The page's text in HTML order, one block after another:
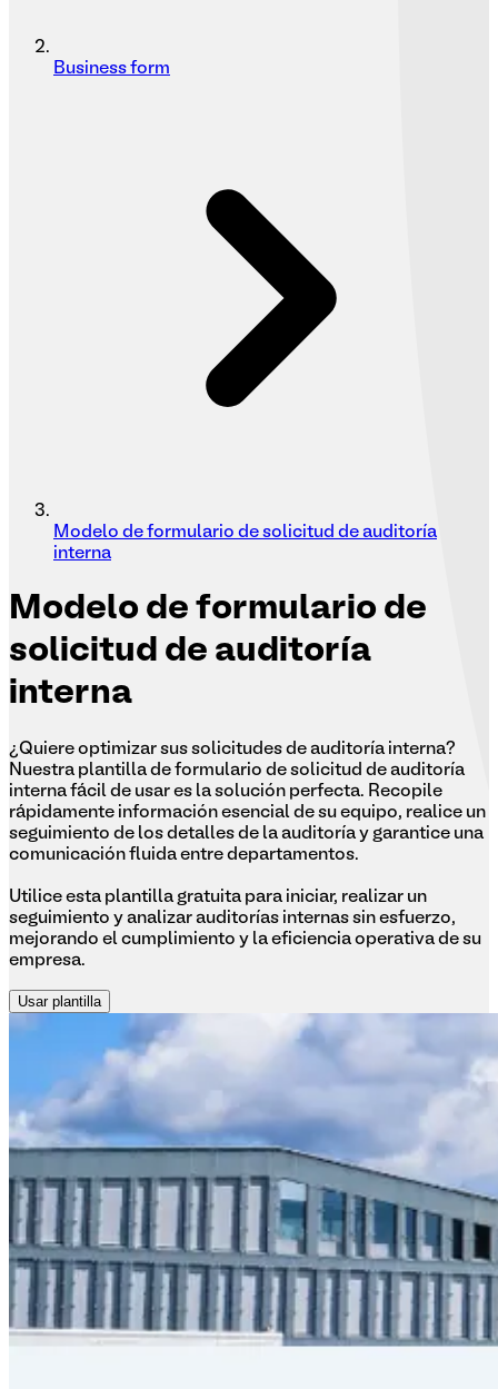
Business form
Modelo de formulario de solicitud de auditoría
interna
Modelo de formulario de
solicitud de auditoría
interna
¿Quiere optimizar sus solicitudes de auditoría interna?
Nuestra plantilla de formulario de solicitud de auditoría
interna fácil de usar es la solución perfecta. Recopile
rápidamente información esencial de su equipo, realice un
seguimiento de los detalles de la auditoría y garantice una
comunicación fluida entre departamentos.
Utilice esta plantilla gratuita para iniciar, realizar un
seguimiento y analizar auditorías internas sin esfuerzo,
mejorando el cumplimiento y la eficiencia operativa de su
empresa.
Usar plantilla